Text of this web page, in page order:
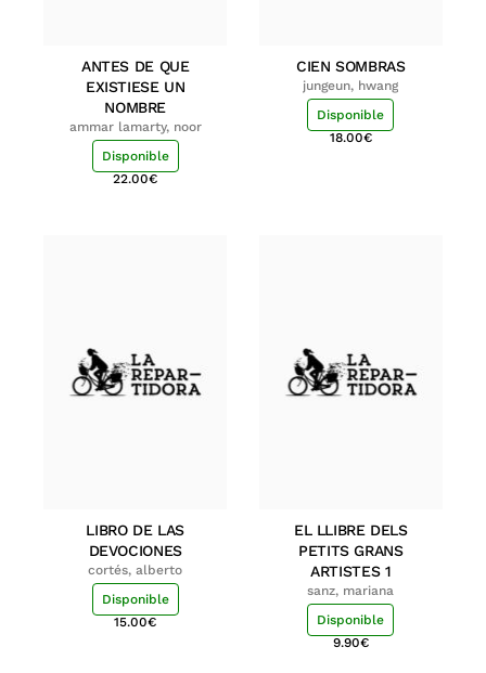
ANTES DE QUE
EXISTIESE UN
NOMBRE
ammar lamarty, noor
Disponible
22.00€
CIEN SOMBRAS
jungeun, hwang
Disponible
18.00€
LIBRO DE LAS
DEVOCIONES
cortés, alberto
Disponible
15.00€
EL LLIBRE DELS
PETITS GRANS
ARTISTES 1
sanz, mariana
Disponible
9.90€